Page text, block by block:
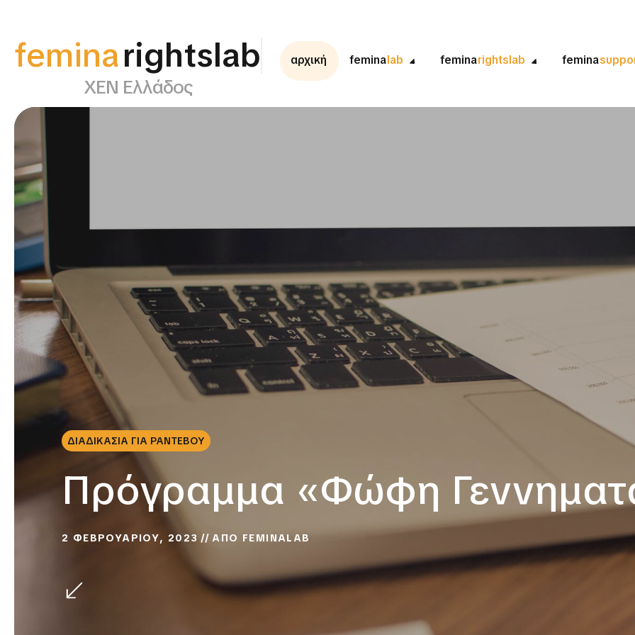
feminarightslab
ΧΕΝ Ελλάδος
αρχική feminalab feminarightslab femina
ΔΙΑΔΙΚΑΣΙΑ ΓΙΑ ΡΑΝΤΕΒΟΥ
Πρόγραμμα «Φώφη
2 ΦΕΒΡΟΥΑΡΙΟΥ, 2023 ΑΠΟ FEMINALAB